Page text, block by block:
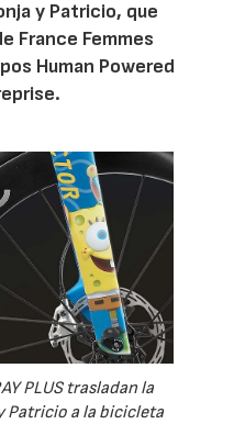
y Patricio, que
France Femmes
Human Powered
PLUS trasladan la
Patricio a la bicicleta